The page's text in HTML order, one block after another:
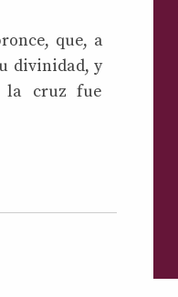
que, a
divinidad, y
la cruz fue